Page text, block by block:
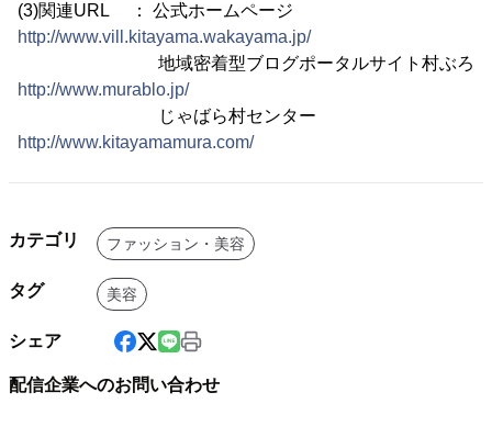
(3)関連URL ： 公式ホームページ
http://www.vill.kitayama.wakayama.jp/
地域密着型ブログポータルサイト村ぶろ
http://www.murablo.jp/
じゃばら村センター
http://www.kitayamamura.com/
カテゴリ ファッション・美容
タグ 美容
シェア
配信企業へのお問い合わせ